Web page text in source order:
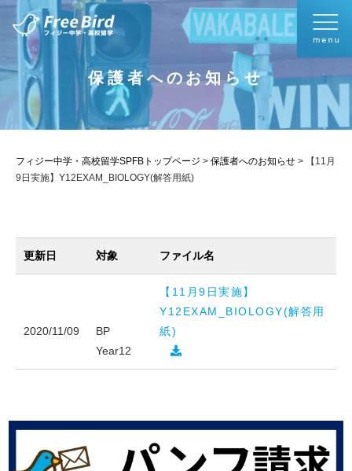
保護者へのお知らせ
フィジー中学・高校留学SPFBトップページ > 保護者へのお知らせ >
【11月
9日実施】Y12EXAM_BIOLOGY(解答用紙)
更新日 対象 ファイル名
2020/11/09
BP
Year12
【11月9日実施】
Y12EXAM_BIOLOGY(解答用
紙)